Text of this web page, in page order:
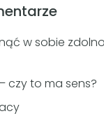
w sobie
czy to ma sens?